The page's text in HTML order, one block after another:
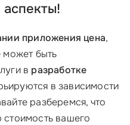
приложения цена,
может быть
в разработке
в зависимости
разберемся, что
стоимость вашего